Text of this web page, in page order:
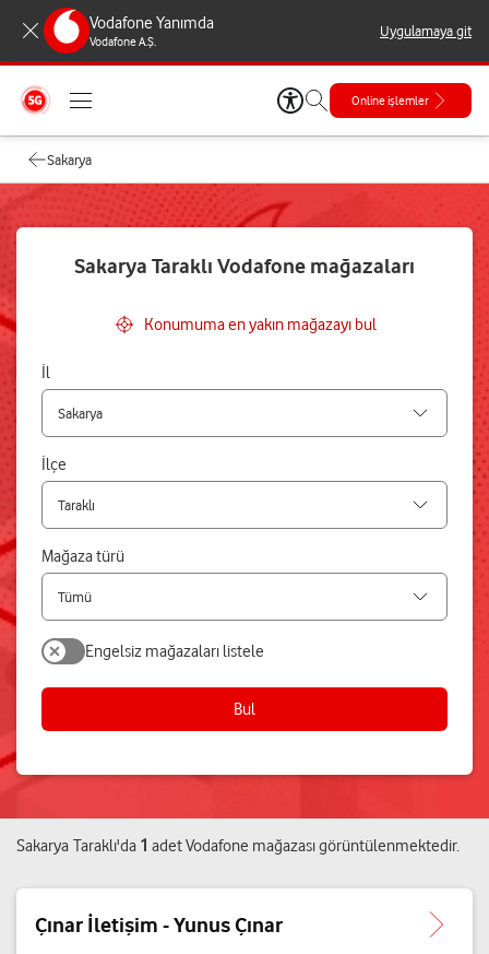
Vodafone Yanımda
Vodafone A.Ş.
Uygulamaya git
Online işlemler
Sakarya
Sakarya Taraklı Vodafone mağazaları
Konumuma en yakın mağazayı bul
İl
İlçe
Mağaza türü
Bul
Engelsiz mağazaları listele
Sakarya Taraklı'da 1 adetVodafone mağazasıgörüntülenmektedir.
Çınar İletişim - Yunus Çınar